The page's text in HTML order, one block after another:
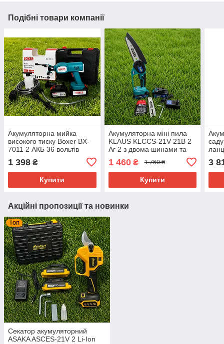
Подібні товари компанії
Акумуляторна мийка
високого тиску Boxer BX-
7011 2 АКБ 36 вольтів
1 398 ₴
Купити
Акумуляторна міні пила
KLAUS KLCCS-21V 21В 2
Аг 2 з двома шинами та
двома ланцюгами в Кейсі
1 460₴ 1 760 ₴
Купити
м 2
3
Акційні пропозиції та новинки
Топ
Секатор акумуляторний
ASAKA ASCES-21V 2 Li-Ion